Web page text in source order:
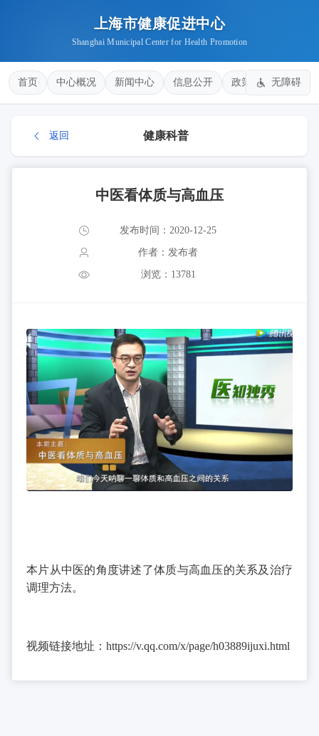
上海市健康促进中心
Shanghai Municipal Center for Health Promotion
首页 中心概况 新闻中心 信息公开 政策法规 健康
无障碍
返回 健康科普
中医看体质与高血压
发布时间：2020-12-25
作者：发布者
浏览：13781
本片从中医的角度讲述了体质与高血压的关系及治疗
调理方法。
视频链接地址：https://v.qq.com/x/page/h03889ijuxi.html